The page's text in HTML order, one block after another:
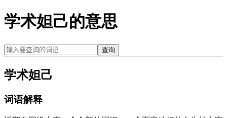
学术妲己的意思
查询
学术妲己
词语解释